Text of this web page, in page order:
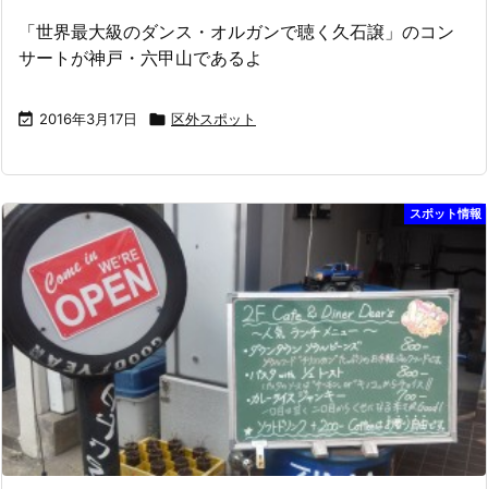
「世界最大級のダンス・オルガンで聴く久石譲」のコン
サートが神戸・六甲山であるよ
 2016年3月17日  区外スポット
スポット情報